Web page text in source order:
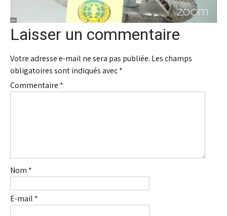
Laisser un commentaire
Votre adresse e-mail ne sera pas publiée. Les champs
obligatoires sont indiqués avec*
Commentaire *
Nom *
E-mail *